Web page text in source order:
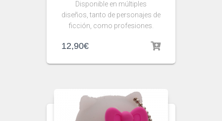
Disponible en múltiples
diseños, tanto de personajes de
ficción, como profesiones.
12,90€